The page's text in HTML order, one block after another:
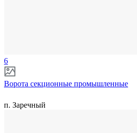
6
Ворота секционные промышленные
п. Заречный